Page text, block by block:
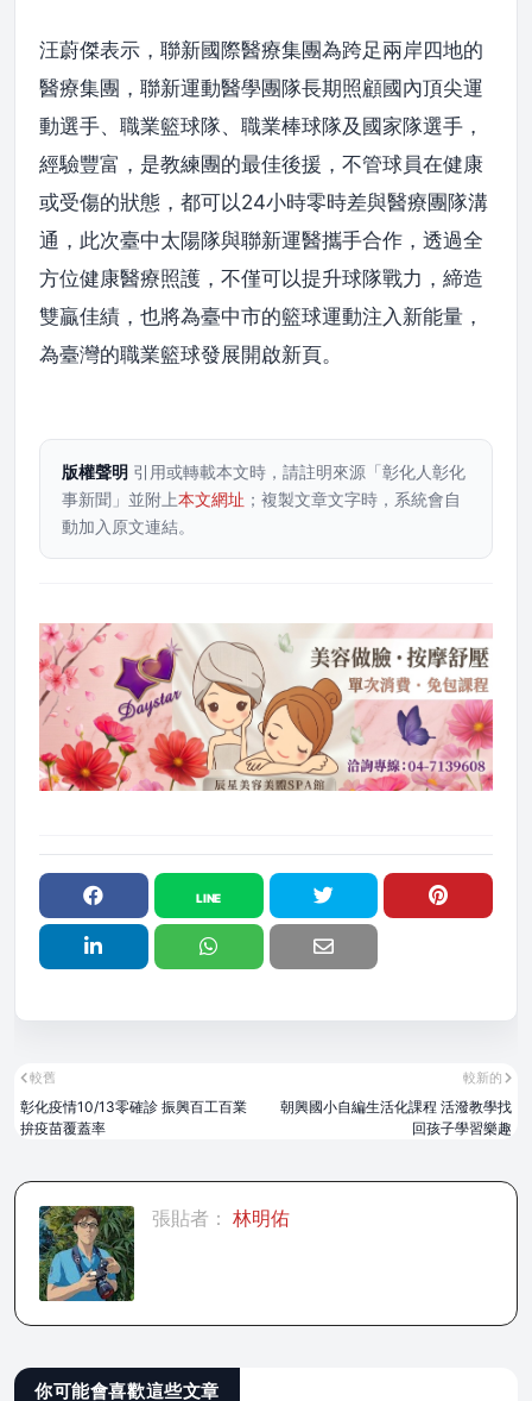
汪蔚傑表示，聯新國際醫療集團為跨足兩岸四地的
醫療集團，聯新運動醫學團隊長期照顧國內頂尖運
動選手、職業籃球隊、職業棒球隊及國家隊選手，
經驗豐富，是教練團的最佳後援，不管球員在健康
或受傷的狀態，都可以24小時零時差與醫療團隊溝
通，此次臺中太陽隊與聯新運醫攜手合作，透過全
方位健康醫療照護，不僅可以提升球隊戰力，締造
雙贏佳績，也將為臺中市的籃球運動注入新能量，
為臺灣的職業籃球發展開啟新頁。
版權聲明 引用或轉載本文時，請註明來源「彰化人彰化
事新聞」並附上本文網址 ；複製文章文字時，系統會自
動加入原文連結。
較新的
朝興國小自編生活化課程 活潑教學找
回孩子學習樂趣
較舊
彰化疫情10/13零確診 振興百工百業
拚疫苗覆蓋率
張貼者： 林明佑
你可能會喜歡這些文章